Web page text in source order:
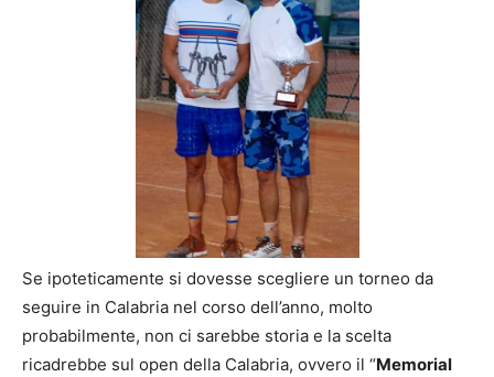
Se ipoteticamente si dovesse scegliere un torneo da
seguire in Calabria nel corso dell’anno, molto
probabilmente, non ci sarebbe storia e la scelta
ricadrebbe sul open della Calabria, ovvero il “Memorial